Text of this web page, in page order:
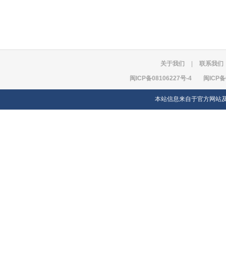
关于我们 联系我们
闽ICP备08106227号-4 闽ICP
本站信息来自于官方网站